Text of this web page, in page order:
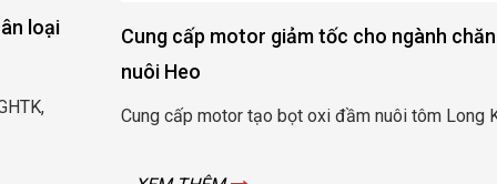
Cung cấp motor giảm tốc cho ngành chăn nuôi Tôm và
Cung cấp motor tạo bọt oxi đầm nuôi tôm Long Khánh – Trà Vinh